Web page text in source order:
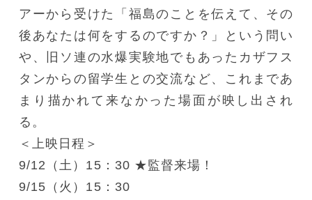
アーから受けた「福島のことを伝えて、その
後あなたは何をするのですか？」という問い
や、旧ソ連の水爆実験地でもあったカザフス
タンからの留学生との交流など、これまであ
まり描かれて来なかった場面が映し出され
る。
＜上映日程＞
9/12（土）15：30 ★監督来場！
9/15（火）15：30